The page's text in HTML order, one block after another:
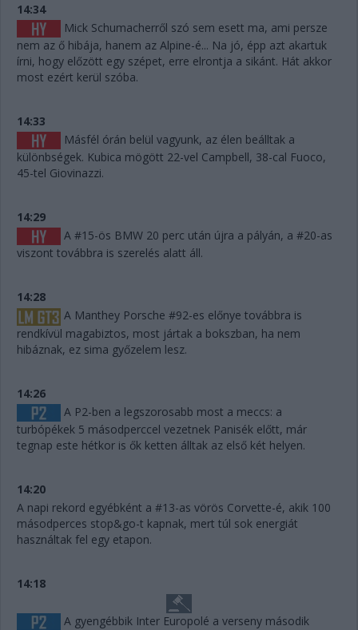
14:34
Mick Schumacherről szó sem esett ma, ami persze
nem az ő hibája, hanem az Alpine-é... Na jó, épp azt akartuk
írni, hogy előzött egy szépet, erre elrontja a sikánt. Hát akkor
most ezért kerül szóba.
14:33
Másfél órán belül vagyunk, az élen beálltak a
különbségek. Kubica mögött 22-vel Campbell, 38-cal Fuoco,
45-tel Giovinazzi.
14:29
A #15-ös BMW 20 perc után újra a pályán, a #20-as
viszont továbbra is szerelés alatt áll.
14:28
A Manthey Porsche #92-es előnye továbbra is
rendkívül magabiztos, most jártak a bokszban, ha nem
hibáznak, ez sima győzelem lesz.
14:26
A P2-ben a legszorosabb most a meccs: a
turbópékek 5 másodperccel vezetnek Panisék előtt, már
tegnap este hétkor is ők ketten álltak az első két helyen.
14:20
A napi rekord egyébként a #13-as vörös Corvette-é, akik 100
másodperces stop&go-t kapnak, mert túl sok energiát
használtak fel egy etapon.
14:18
A gyengébbik Inter Europolé a verseny második